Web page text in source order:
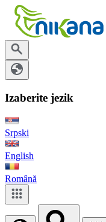
Izaberite jezik
Srpski
English
Română